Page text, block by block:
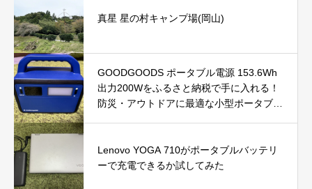
真星 星の村キャンプ場(岡山)
GOODGOODS ポータブル電源 153.6Wh
出力200Wをふるさと納税で手に入れる！
防災・アウトドアに最適な小型ポータブル
Lenovo YOGA 710がポータブルバッテリ
ーで充電できるか試してみた